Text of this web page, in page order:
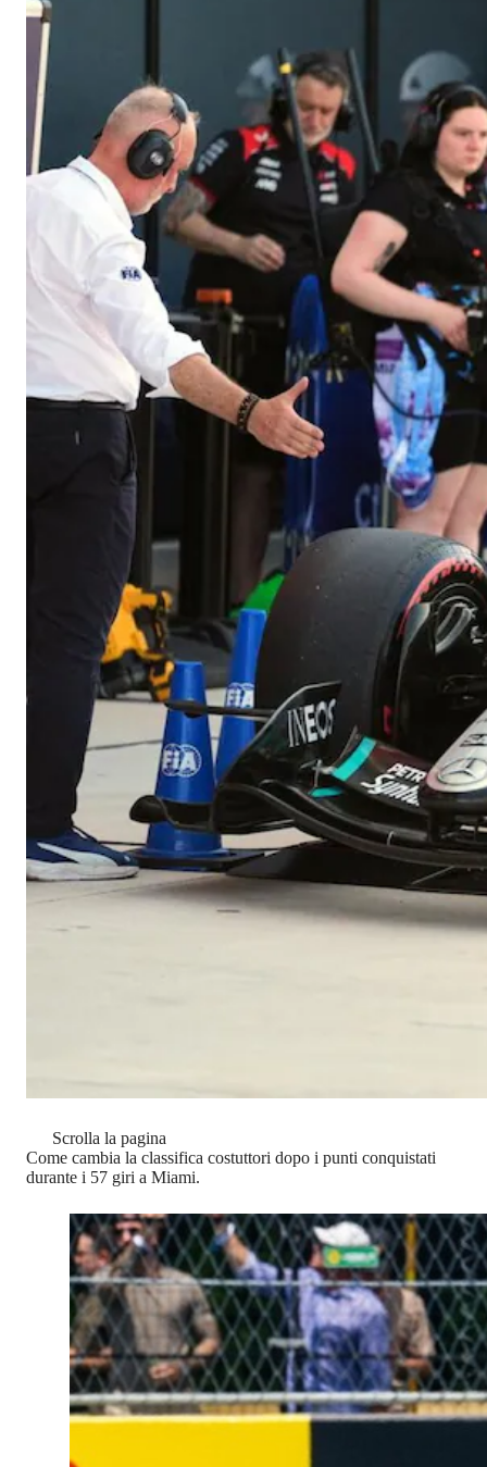
Scrolla la pagina
Come cambia la classifica costuttori dopo i punti conquistati
durante i 57 giri a Miami.